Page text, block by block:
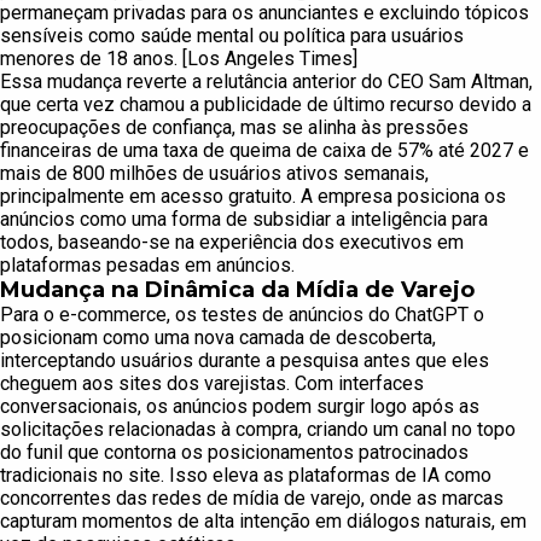
permaneçam privadas para os anunciantes e excluindo tópicos
sensíveis como saúde mental ou política para usuários
menores de 18 anos. [Los Angeles Times]
Essa mudança reverte a relutância anterior do CEO Sam Altman,
que certa vez chamou a publicidade de último recurso devido a
preocupações de confiança, mas se alinha às pressões
financeiras de uma taxa de queima de caixa de 57% até 2027 e
mais de 800 milhões de usuários ativos semanais,
principalmente em acesso gratuito. A empresa posiciona os
anúncios como uma forma de subsidiar a inteligência para
todos, baseando-se na experiência dos executivos em
plataformas pesadas em anúncios.
Mudança na Dinâmica da Mídia de Varejo
Para o e-commerce, os testes de anúncios do ChatGPT o
posicionam como uma nova camada de descoberta,
interceptando usuários durante a pesquisa antes que eles
cheguem aos sites dos varejistas. Com interfaces
conversacionais, os anúncios podem surgir logo após as
solicitações relacionadas à compra, criando um canal no topo
do funil que contorna os posicionamentos patrocinados
tradicionais no site. Isso eleva as plataformas de IA como
concorrentes das redes de mídia de varejo, onde as marcas
capturam momentos de alta intenção em diálogos naturais, em